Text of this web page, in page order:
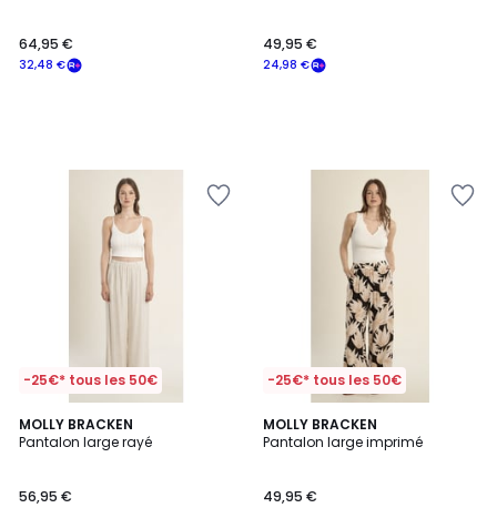
32,48 €
64,95 €
24,98 €
49,95 €
-25€* tous les 50€
MOLLY BRACKEN
Pantalon large rayé
56,95 €
4
/
-25€* tous les 50€
MOLLY BRACKEN
Pantalon large imprimé
49,95 €
1
/